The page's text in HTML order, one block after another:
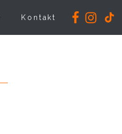
Kontakt